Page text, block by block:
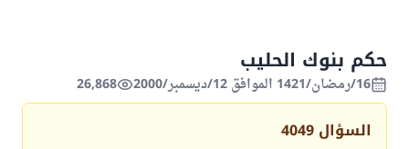
حكم بنوك الحليب
16/رمضان/1421 الموافق 12/ديسمبر/2000 26,868
السؤال 4049